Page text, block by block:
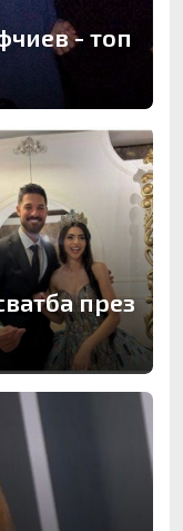
- топ
през